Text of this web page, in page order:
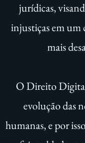
jurídicas,
injustiças em um
mais
O Direito
evolução das
humanas, e por